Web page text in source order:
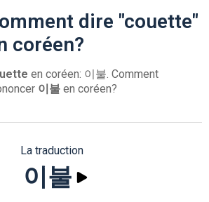
dire "couette"
coréen?
en coréen: 이불. Comment
이불 en coréen?
La traduction
이불